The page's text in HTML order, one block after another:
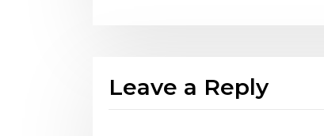
Leave a Reply